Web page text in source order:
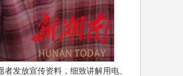
发放宣传资料，细致讲解用电、